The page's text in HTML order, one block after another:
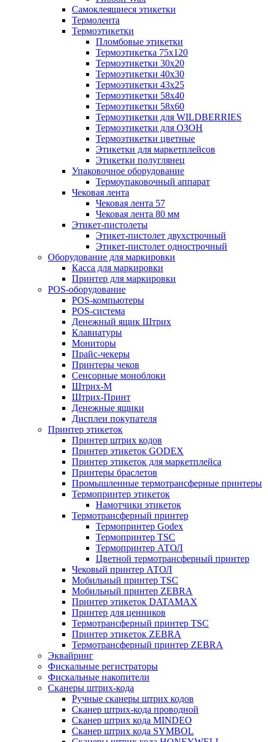
Самоклеящиеся этикетки
Термолента
Термоэтикетки
Пломбовые этикетки
Термоэтикетка 75х120
Термоэтикетки 30х20
Термоэтикетки 40х30
Термоэтикетки 43х25
Термоэтикетки 58х40
Термоэтикетки 58х60
Термоэтикетки для WILDBERRIES
Термоэтикетки для ОЗОН
Термоэтикетки цветные
Этикетки для маркетплейсов
Этикетки полуглянец
Упаковочное оборудование
Термоупаковочный аппарат
Чековая лента
Чековая лента 57
Чековая лента 80 мм
Этикет-пистолеты
Этикет-пистолет двухстрочный
Этикет-пистолет однострочный
Оборудование для маркировки
Касса для маркировки
Принтер для маркировки
POS-оборудование
POS-компьютеры
POS-система
Денежный ящик Штрих
Клавиатуры
Мониторы
Прайс-чекеры
Принтеры чеков
Сенсорные моноблоки
Штрих-М
Штрих-Принт
Денежные ящики
Дисплеи покупателя
Принтер этикеток
Принтер штрих кодов
Принтер этикеток GODEX
Принтер этикеток для маркетплейса
Принтеры браслетов
Промышленные термотрансферные принтеры
Термопринтер этикеток
Намотчики этикеток
Термотрансферный принтер
Термопринтер Godex
Термопринтер TSC
Термопринтер АТОЛ
Цветной термотрансферный принтер
Чековый принтер АТОЛ
Мобильный принтер TSC
Мобильный принтер ZEBRA
Принтер этикеток DATAMAX
Принтер для ценников
Термотрансферный принтер TSC
Принтер этикеток ZEBRA
Термотрансферный принтер ZEBRA
Эквайринг
Фискальные регистраторы
Фискальные накопители
Сканеры штрих-кода
Ручные сканеры штрих кодов
Сканер штрих-кода проводной
Сканер штрих кода MINDEO
Сканер штрих кода SYMBOL